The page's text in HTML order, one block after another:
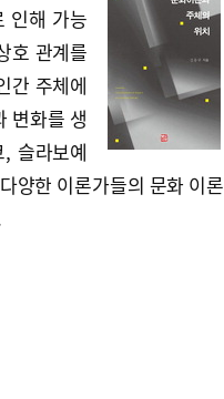
인해 가능
호 관계를
간 주체에
변화를 생
슬라보예
양한 이론가들의 문화 이론